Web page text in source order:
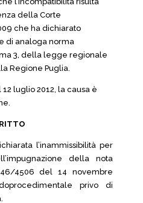
della Corte
che ha dichiarato
di analoga norma
3, della legge regionale
Regione Puglia.
luglio 2012, la causa è
l’inammissibilità per
della nota
4506 del 14 novembre
privo di